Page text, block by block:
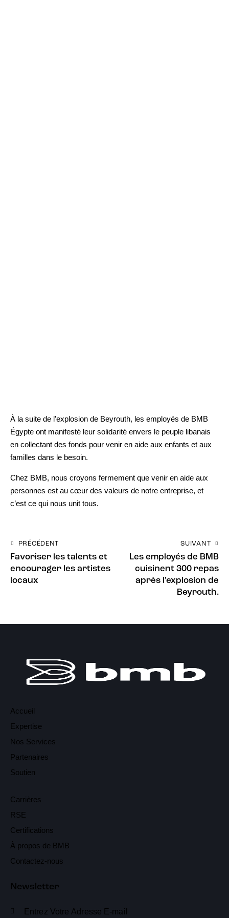
À la suite de l’explosion de Beyrouth, les employés de BMB
Égypte ont manifesté leur solidarité envers le peuple libanais
en collectant des fonds pour venir en aide aux enfants et aux
familles dans le besoin.
Chez BMB, nous croyons fermement que venir en aide aux
personnes est au cœur des valeurs de notre entreprise, et
c’est ce qui nous unit tous.
PRÉCÉDENT
Favoriser les talents et
encourager les artistes
locaux
SUIVANT
Les employés de BMB
cuisinent 300 repas
après l’explosion de
Beyrouth.
Accueil
Expertise
Nos Services
Partenaires
Soutien
Carrières
RSE
Certifications
À propos de BMB
Contactez-nous
Newsletter